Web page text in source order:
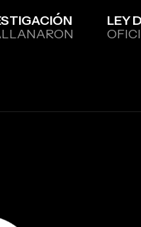
LEY